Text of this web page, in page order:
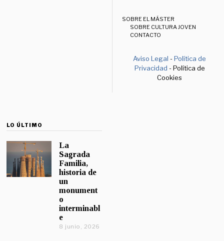
SOBRE EL MÁSTER
SOBRE CULTURA JOVEN
CONTACTO
Aviso Legal -Política de
Privacidad - Política de
Cookies
LO ÚLTIMO
La
Sagrada
Familia,
historia de
un
monument
o
interminabl
e
8 junio, 2026